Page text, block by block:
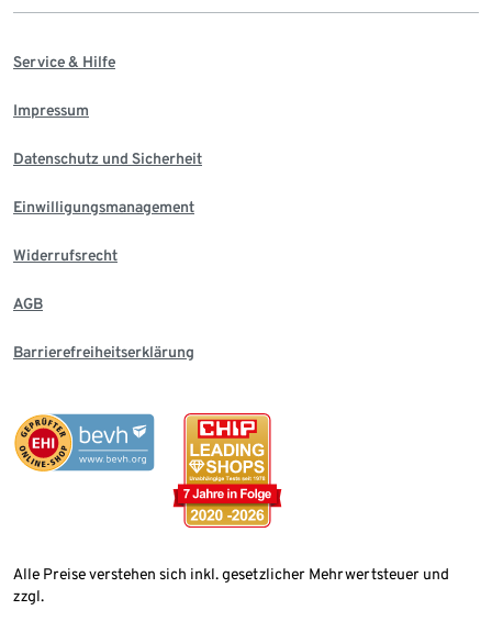
Service & Hilfe
Impressum
Datenschutz und Sicherheit
Einwilligungsmanagement
Widerrufsrecht
AGB
Barrierefreiheitserklärung
Alle Preise verstehen sich inkl. gesetzlicher Mehrwertsteuer und
zzgl.